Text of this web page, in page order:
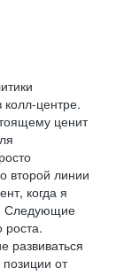
центре.
ценит
второй линии
когда я
Следующие
роста.
развиваться
от